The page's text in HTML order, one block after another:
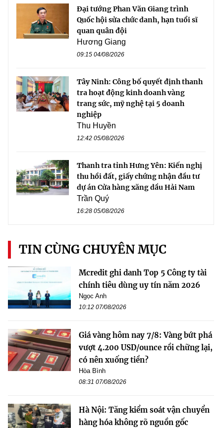
Đại tướng Phan Văn Giang trình
Quốc hội sửa chức danh, hạn tuổi sĩ
quan quân đội
Hương Giang
09:15 04/08/2026
Tây Ninh: Công bố quyết định thanh
tra hoạt động kinh doanh vàng
trang sức, mỹ nghệ tại 5 doanh
nghiệp
Thu Huyền
12:42 05/08/2026
Thanh tra tỉnh Hưng Yên: Kiến nghị
thu hồi đất, giấy chứng nhận đầu tư
dự án Cửa hàng xăng dầu Hải Nam
Trần Quý
16:28 05/08/2026
TIN CÙNG CHUYÊN MỤC
Mcredit ghi danh Top 5 Công ty tài
chính tiêu dùng uy tín năm 2026
Ngọc Anh
10:12 07/08/2026
Giá vàng hôm nay 7/8: Vàng bứt phá
vượt 4.200 USD/ounce rồi chững lại,
có nên xuống tiền?
Hòa Bình
08:31 07/08/2026
Hà Nội: Tăng kiểm soát vận chuyển
hàng hóa không rõ nguồn gốc